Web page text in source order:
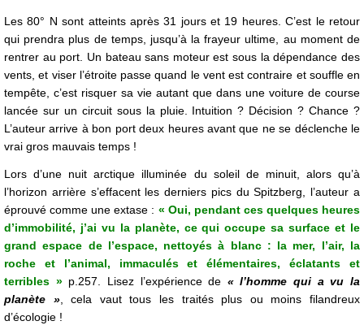
Les 80° N sont atteints après 31 jours et 19 heures. C’est le retour
qui prendra plus de temps, jusqu’à la frayeur ultime, au moment de
rentrer au port. Un bateau sans moteur est sous la dépendance des
vents, et viser l’étroite passe quand le vent est contraire et souffle en
tempête, c’est risquer sa vie autant que dans une voiture de course
lancée sur un circuit sous la pluie. Intuition ? Décision ? Chance ?
L’auteur arrive à bon port deux heures avant que ne se déclenche le
vrai gros mauvais temps !
Lors d’une nuit arctique illuminée du soleil de minuit, alors qu’à
l’horizon arrière s’effacent les derniers pics du Spitzberg, l’auteur a
éprouvé comme une extase : « Oui, pendant ces quelques heures
d’immobilité, j’ai vu la planète, ce qui occupe sa surface et le
grand espace de l’espace, nettoyés à blanc : la mer, l’air, la
roche et l’animal, immaculés et élémentaires, éclatants et
terribles » p.257. Lisez l’expérience de « l’homme qui a vu la
planète », cela vaut tous les traités plus ou moins filandreux
d’écologie !